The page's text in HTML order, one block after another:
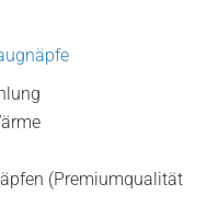
(Premiumqualität